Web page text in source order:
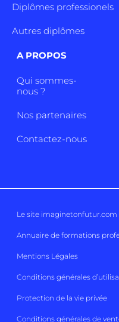
Diplômes professionels
Autres diplômes
A PROPOS
Qui sommes-
nous ?
Nos partenaires
Contactez-nous
Le site
Annuaire de formations
Mentions Légales
Conditions générales
Protection de la vie privée
Conditions générales de